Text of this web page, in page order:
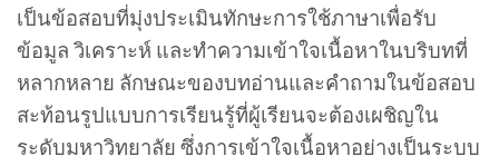
เป็นข้อสอบที่มุ่งประเมินทักษะการใช้ภาษาเพื่อรับ
ข้อมูล วิเคราะห์ และทำความเข้าใจเนื้อหาในบริบทที่
หลากหลาย ลักษณะของบทอ่านและคำถามในข้อสอบ
สะท้อนรูปแบบการเรียนรู้ที่ผู้เรียนจะต้องเผชิญใน
ระดับมหาวิทยาลัย ซึ่งการเข้าใจเนื้อหาอย่างเป็นระบบ